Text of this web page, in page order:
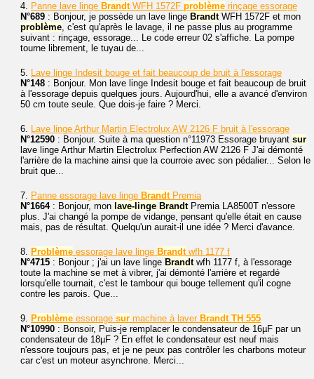
4. Panne lave linge BrandtWFH 1572F problème rinçage essorage
N°689 : Bonjour, je possède un lave linge BrandtWFH 1572F et mon
problème, c'est qu'après le lavage, il ne passe plus au programme
suivant : rinçage, essorage... Le code erreur 02 s'affiche. La pompe
tourne librement, le tuyau de...
5. Lave linge Indesit bouge et fait beaucoup de bruit à l'essorage
N°148 : Bonjour. Mon lave linge Indesit bouge et fait beaucoup de bruit
à l'essorage depuis quelques jours. Aujourd'hui, elle a avancé d'environ
50 cm toute seule. Que dois-je faire ? Merci.
6. Lave linge Arthur Martin Electrolux AW 2126 F bruit à l'essorage
N°12590 : Bonjour. Suite à ma question n°11973 Essorage bruyant sur
lave linge Arthur Martin Electrolux Perfection AW 2126 F J'ai démonté
l'arrière de la machine ainsi que la courroie avec son pédalier... Selon le
bruit que...
7. Panne essorage lave linge BrandtPremia
N°1664: Bonjour, mon lave-linge BrandtPremia LA8500T n'essore
plus. J'ai changé la pompe de vidange, pensant qu'elle était en cause
mais, pas de résultat. Quelqu'un aurait-il une idée ? Merci d'avance.
8. Problème essorage lave linge Brandtwfh 1177 f
N°4715 : Bonjour ; j'ai un lave linge Brandtwfh 1177 f, à l'essorage
toute la machine se met à vibrer, j'ai démonté l'arrière et regardé
lorsqu'elle tournait, c'est le tambour qui bouge tellement qu'il cogne
contre les parois. Que...
9. Problème essorage sur machine à laver Brandt TH 555
N°10990 : Bonsoir, Puis-je remplacer le condensateur de 16µF par un
condensateur de 18µF ? En effet le condensateur est neuf mais
n'essore toujours pas, et je ne peux pas contrôler les charbons moteur
car c'est un moteur asynchrone. Merci...